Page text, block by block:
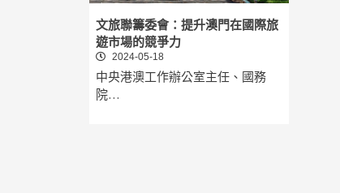
文旅聯籌委會：提升澳門在國際旅
遊市場的競爭力
2024-05-18
中央港澳工作辦公室主任、國務
院…